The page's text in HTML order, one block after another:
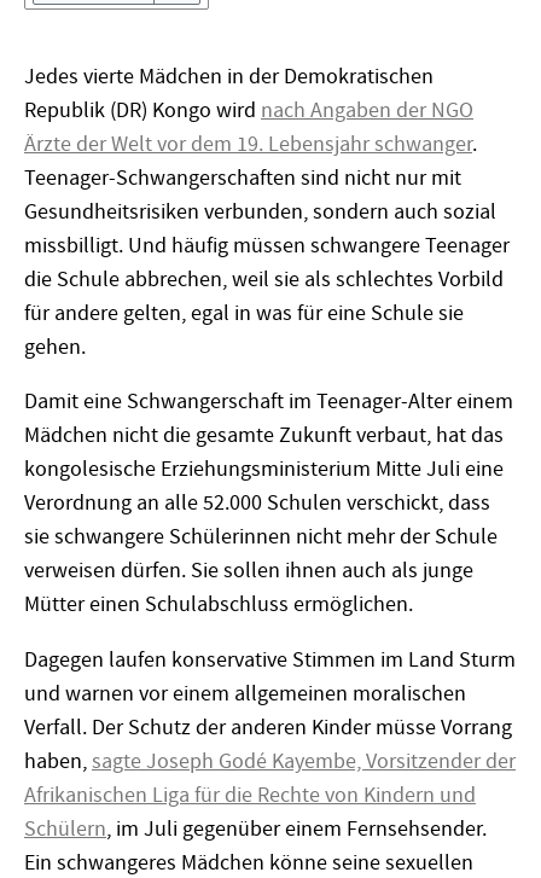
Jedes vierte Mädchen in der Demokratischen
Republik (DR) Kongo wird nach Angaben der NGO
Ärzte der Welt vor dem 19. Lebensjahr schwanger.
Teenager-Schwangerschaften sind nicht nur mit
Gesundheitsrisiken verbunden, sondern auch sozial
missbilligt. Und häufig müssen schwangere Teenager
die Schule abbrechen, weil sie als schlechtes Vorbild
für andere gelten, egal in was für eine Schule sie
gehen.
Damit eine Schwangerschaft im Teenager-Alter einem
Mädchen nicht die gesamte Zukunft verbaut, hat das
kongolesische Erziehungsministerium Mitte Juli eine
Verordnung an alle 52.000 Schulen verschickt, dass
sie schwangere Schülerinnen nicht mehr der Schule
verweisen dürfen. Sie sollen ihnen auch als junge
Mütter einen Schulabschluss ermöglichen.
Dagegen laufen konservative Stimmen im Land Sturm
und warnen vor einem allgemeinen moralischen
Verfall. Der Schutz der anderen Kinder müsse Vorrang
haben,sagte Joseph Godé Kayembe, Vorsitzender der
Afrikanischen Liga für die Rechte von Kindern und
Schülern, im Juli gegenüber einem Fernsehsender.
Ein schwangeres Mädchen könne seine sexuellen